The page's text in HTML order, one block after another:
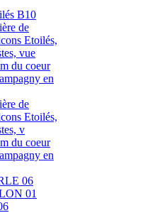
B10
de
Etoilés,
vue
du coeur
en
de
Etoilés,
v
du coeur
en
06
01